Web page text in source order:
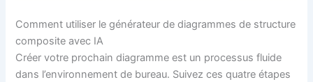
Comment utiliser le générateur de diagrammes de structure
composite avec IA
Créer votre prochain diagramme est un processus fluide
dans l’environnement de bureau. Suivez ces quatre étapes